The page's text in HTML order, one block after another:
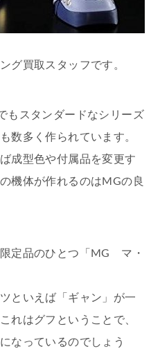
グ買取スタッフです。
もスタンダードなシリーズ
数多く作られています。
成型色や付属品を変更す
機体が作れるのはMGの良
定品のひとつ「MG マ・
といえば「ギャン」が一
れはグフということで、
なっているのでしょう